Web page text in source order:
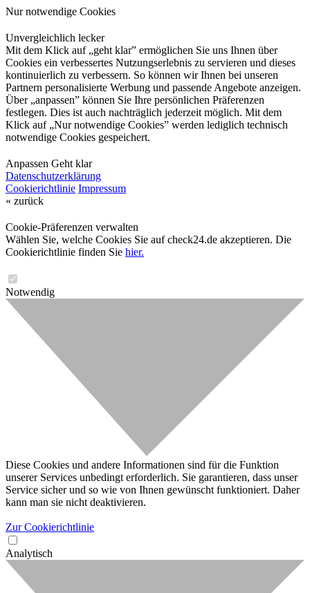
Nur notwendige Cookies
Unvergleichlich lecker
Mit dem Klick auf „geht klar” ermöglichen Sie uns Ihnen über
Cookies ein verbessertes Nutzungserlebnis zu servieren und dieses
kontinuierlich zu verbessern. So können wir Ihnen bei unseren
Partnern personalisierte Werbung und passende Angebote anzeigen.
Über „anpassen” können Sie Ihre persönlichen Präferenzen
festlegen. Dies ist auch nachträglich jederzeit möglich. Mit dem
Klick auf „Nur notwendige Cookies” werden lediglich technisch
notwendige Cookies gespeichert.
Anpassen Geht klar
Datenschutzerklärung
Cookierichtlinie Impressum
« zurück
Cookie-Präferenzen verwalten
Wählen Sie, welche Cookies Sie auf check24.de akzeptieren. Die
Cookierichtlinie finden Sie hier.
Notwendig
Diese Cookies und andere Informationen sind für die Funktion
unserer Services unbedingt erforderlich. Sie garantieren, dass unser
Service sicher und so wie von Ihnen gewünscht funktioniert. Daher
kann man sie nicht deaktivieren.
Zur Cookierichtlinie
Analytisch